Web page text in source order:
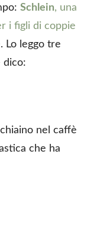
Schlein, una
i figli di coppie
Lo leggo tre
dico:
nel caffè
che ha